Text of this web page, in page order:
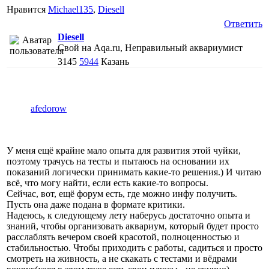
Нравится Michael135, Diesell
Ответить
Diesell
Свой на Aqa.ru, Неправильный аквариумист
3145 5944 Казань
afedorow
У меня ещё крайне мало опыта для развития этой чуйки,
поэтому трачусь на тесты и пытаюсь на основании их
показаний логически принимать какие-то решения.) И читаю
всё, что могу найти, если есть какие-то вопросы.
Сейчас, вот, ещё форум есть, где можно инфу получить.
Пусть она даже подана в формате критики.
Надеюсь, к следующему лету наберусь достаточно опыта и
знаний, чтобы организовать аквариум, который будет просто
расслаблять вечером своей красотой, полноценностью и
стабильностью. Чтобы приходить с работы, садиться и просто
смотреть на живность, а не скакать с тестами и вёдрами